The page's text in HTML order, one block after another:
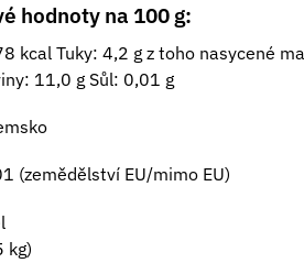
hodnoty na 100 g:
kcal Tuky: 4,2 g z toho nasycené
11,0 g Sůl: 0,01 g
(zemědělství EU/mimo EU)
kg)